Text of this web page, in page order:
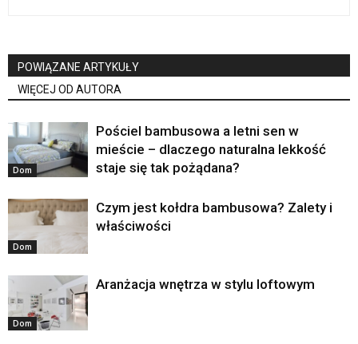
POWIĄZANE ARTYKUŁY
WIĘCEJ OD AUTORA
Dom
Pościel bambusowa a letni sen w
mieście – dlaczego naturalna lekkość
staje się tak pożądana?
Dom
Czym jest kołdra bambusowa? Zalety i
właściwości
Dom
Aranżacja wnętrza w stylu loftowym